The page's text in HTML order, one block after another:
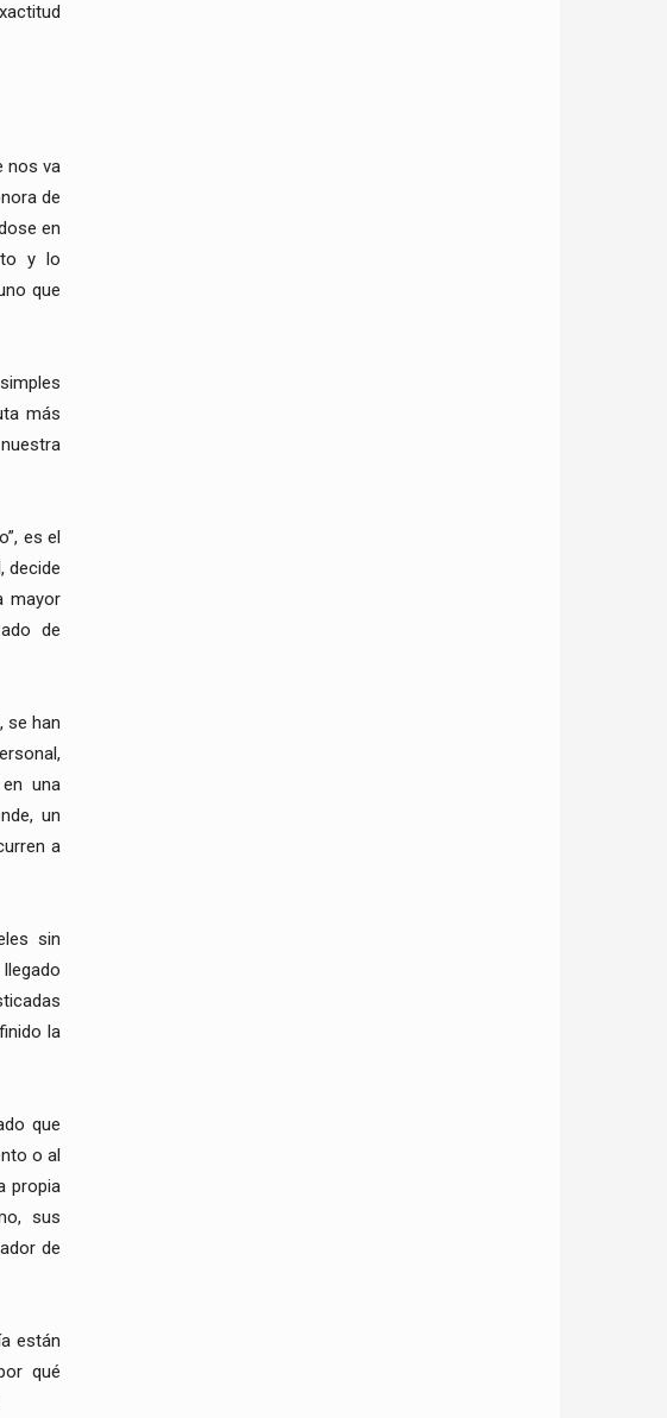
nos va
de
en
y lo
que
más
es el
decide
mayor
de
se han
una
un
a
sin
llegado
la
que
o al
propia
sus
de
están
qué